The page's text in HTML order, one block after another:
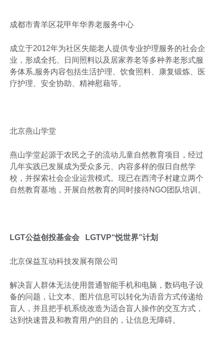
成都市青羊区花甲年华养老服务中心
成立于2012年为社区失能老人提供专业护理服务的社会企
业，形成全托、日间照料以及居家养老等多种养老形式服
务体系,服务内容包括生活护理、饮食照料、康复锻炼、医
疗护理、安全协助、精神慰藉等。
北京燕山学堂
燕山学堂起源于农民之子的流动儿童自然教育项目，经过
几年实践已发展成为受众多元、内容多样的假日自然学
校，并探索社会企业运营模式。现已在西湾子村建立两个
自然教育基地，开展自然教育的同时接待NGO团队培训。
LGT公益创投基金会 LGTVP“悦世界”计划
北京保益互动科技发展有限公司
解决盲人群体无法使用普通智能手机和电脑，数码电子设
备的问题，让文本、图片信息可以转化为语音方式传递给
盲人，并且把手机系统改造为适合盲人操作的交互方式，
达到快速普及和教育用户的目的，让信息无障碍。